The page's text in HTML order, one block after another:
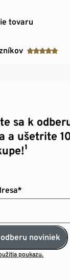
tovaru
sa k
a ušetrite
noviniek
poukazu.